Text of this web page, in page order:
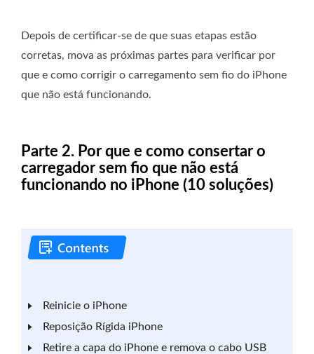
Depois de certificar-se de que suas etapas estão
corretas, mova as próximas partes para verificar por
que e como corrigir o carregamento sem fio do iPhone
que não está funcionando.
Parte 2. Por que e como consertar o
carregador sem fio que não está
funcionando no iPhone (10 soluções)
Reinicie o iPhone
Reposição Rígida iPhone
Retire a capa do iPhone e remova o cabo USB